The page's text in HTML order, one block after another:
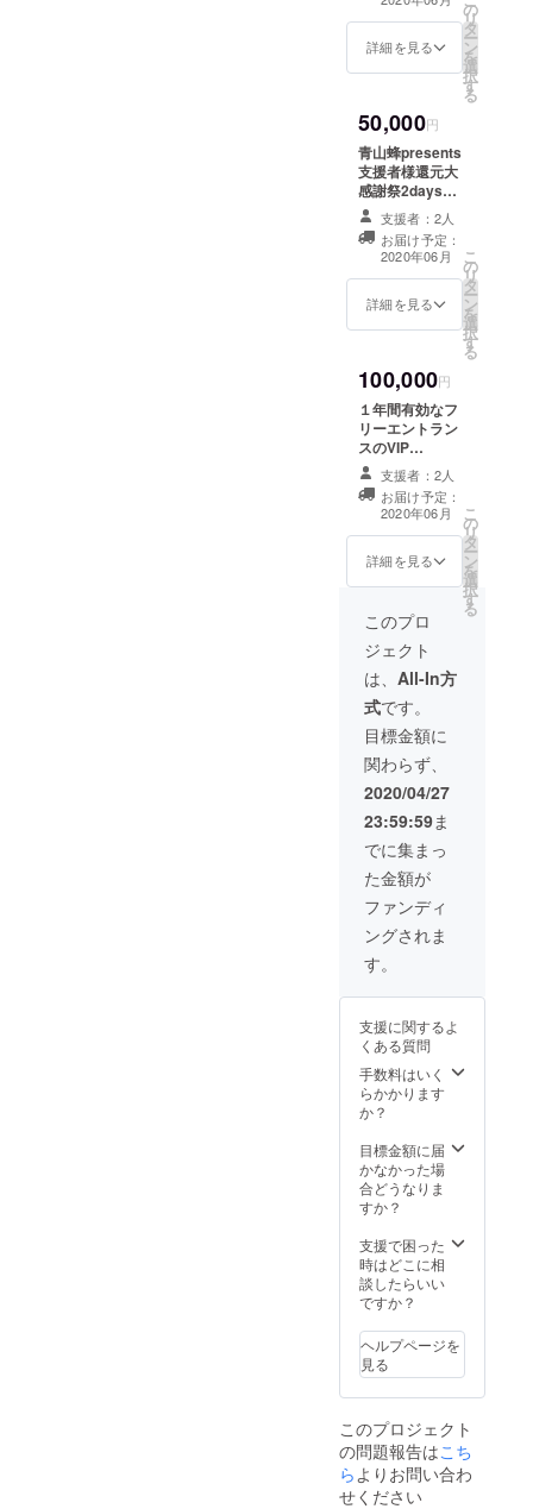
ンは合計５００
名達成で締め切
りとさせて頂き
※2DAYで500人
限定(1DAYで
300人入った段
階で入場制限が
パーティーはこ
のパーティーの
チケットでしか
入れない貸切
パーティーとし
ます。 リターン
”2日通し チケッ
ト配布+オリジナ
ルドリンクチ
ケット10枚” ＊
チケットのお渡
ターンは合計５
００名達成で締
め切りとさせて
頂きます。
ズ（Tシャツ）】
営業再開後、開
催予定の ”青山
蜂presents支援
者様限定）の1日
分チケット+飲み
放題＋青山蜂オ
リジナルグッズ
（Tシャツ）で
す。 コンテンツ
は決定次第、随
時掲載更新して
いきます。
2DAYSのうち、
どちらかお好き
な日にちでご利
す。 ※2DAYで
500人限定
(1DAYで300人
入った段階で入
場制限がかかり
ます ※本パー
ティーはこの
パーティーのチ
ケットでしか入
れない貸切パー
ティーとしま
布+飲み放題＋青
山蜂オリジナル
グッズ（Tシャ
ツ） ＊チケット
のお渡しは郵送
となります ＊T
シャツの色はラ
ンダムでお渡し
します 尚、こち
ら大感謝祭のリ
００名達成で締
め切りとさせて
頂きます。
詳細を見る
の
リ
タ
ー
ン
を
選
択
す
る
50,000円
青山蜂presents
支援者様還元大
感謝祭2days【2
日通しチケット
配布+飲み放題＋
青山蜂オリジナ
ルグッズ（Tシャ
ツ)】 営業再開
後、開催予定の
2days”（支援者
様限定）の2日通
しチケット配布
+飲み放題＋青山
蜂オリジナル
グッズ（Tシャ
ツ)です。 コンテ
ンツは決定次
第、随時掲載更
新していきま
す。 ※2DAYで
500人限定
(1DAYで300人
入った段階で入
場制限がかかり
ます ※本パー
ティーはこの
パーティーのチ
ケットでしか入
れない貸切パー
ティーとしま
す。 リターン ”2
日通しチケット
配布+飲み放題＋
青山蜂オリジナ
ルグッズ（Tシャ
ツ）” ＊チケッ
トのお渡しは郵
送となります ＊
Tシャツの色はラ
ンダムでお渡し
します 尚、こち
００名達成で締
め切りとさせて
頂きます。
支援者：2人
お届け予定：
2020年06月
詳細を見る
こ
の
リ
タ
ー
ン
を
選
択
す
る
100,000円
１年間有効なフ
リーエントラン
スのVIP
PASS（来店毎
に１ドリンク
サービス）＋青
山蜂オリジナル
グッズ（Tシャ
ツ）１点 ＊
郵送となります
＊郵送日から１
年間有効となり
ます
支援者：2人
お届け予定：
2020年06月
詳細を見る
こ
の
リ
タ
ー
ン
を
選
択
す
る
このプロ
ジェクト
は、 All-In方
式です。
目標金額に
関わらず、
2020/04/27
23:59:59ま
でに集まっ
た金額が
ファンディ
ングされま
す。
支援に関するよ
くある質問
手数料はいく
らかかります
か？
目標金額に届
かなかった場
合どうなりま
すか？
支援で困った
時はどこに相
談したらいい
ですか？
ヘルプページを
見る
このプロジェクト
の問題報告はこち
ら よりお問い合わ
せください